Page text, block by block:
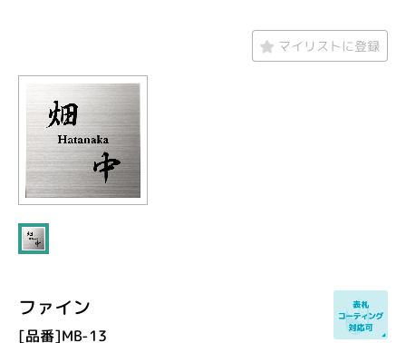
マイリストに登録
ファイン
[品番]MB-13